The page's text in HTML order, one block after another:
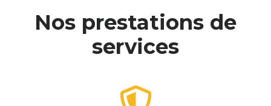
Nos prestations de
services